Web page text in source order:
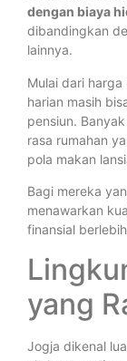
dengan biaya
dibandingkan
lainnya.
Mulai dari
harian masih
pensiun.
rasa rumahan
pola makan
Bagi mereka
menawarkan
finansial
yang
Jogja dikenal